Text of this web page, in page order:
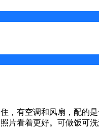
，有空调和风扇，配的
片看着更好。可做饭可